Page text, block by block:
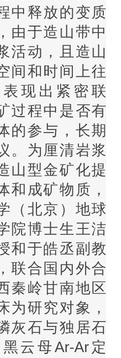
中释放的变质
由于造山带中
活动，且造山
间和时间上往
现出紧密联
过程中是否有
的参与，长期
。为厘清岩浆
山型金矿化提
和成矿物质，
（北京）地球
院博士生王洁
和于皓丞副教
，联合国内外合
秦岭甘南地区
为研究对象，
灰石与独居石
云母Ar-Ar 定